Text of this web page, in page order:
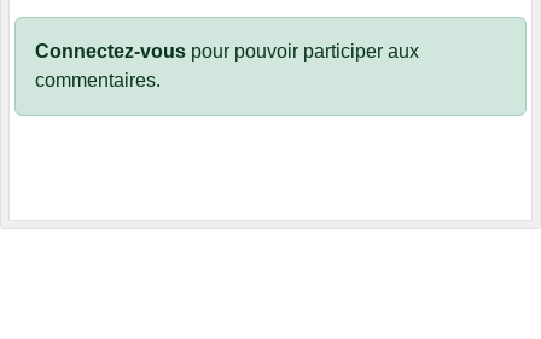
Connectez-vous pour pouvoir participer aux
commentaires.